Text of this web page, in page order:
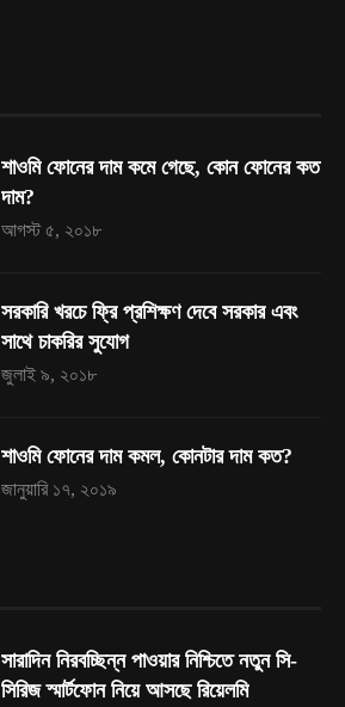
শাওমি ফোনের দাম কমে গেছে, কোন ফোনের কত
দাম?
আগস্ট ৫, ২০১৮
সরকারি খরচে ফ্রি প্রশিক্ষণ দেবে সরকার এবং
সাথে চাকরির সুযোগ
জুলাই ৯, ২০১৮
শাওমি ফোনের দাম কমল, কোনটার দাম কত?
জানুয়ারি ১৭, ২০১৯
সারাদিন নিরবচ্ছিন্ন পাওয়ার নিশ্চিতে নতুন সি-
সিরিজ স্মার্টফোন নিয়ে আসছে রিয়েলমি